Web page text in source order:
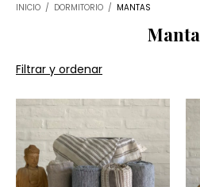
INICIO / DORMITORIO / MANTAS
Filtrar y ordenar